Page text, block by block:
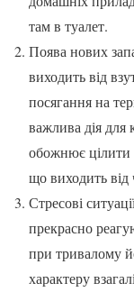
там в туалет.
Поява нових
виходить від
посягання на
важлива дія
обожнює цілити
що виходить від
Стресові
прекрасно
при тривалому
характеру